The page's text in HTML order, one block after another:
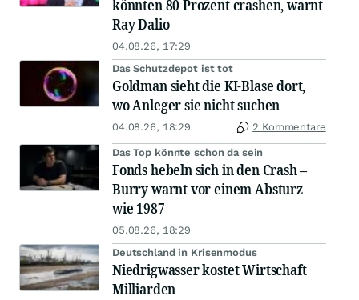
könnten 80 Prozent crashen, warnt
Ray Dalio
04.08.26, 17:29
Das Schutzdepot ist tot
Goldman sieht die KI-Blase dort,
wo Anleger sie nicht suchen
04.08.26, 18:29 2 Kommentare
Das Top könnte schon da sein
Fonds hebeln sich in den Crash –
Burry warnt vor einem Absturz
wie 1987
05.08.26, 18:29
Deutschland in Krisenmodus
Niedrigwasser kostet Wirtschaft
Milliarden